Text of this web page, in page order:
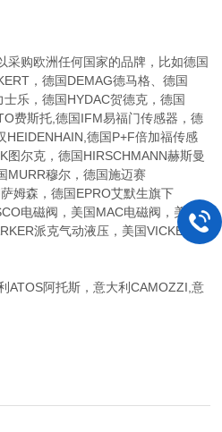
购欧洲任何国家的品牌，比如德国
，德国DEMAG德马格、德国
乐，德国HYDAC贺德克，德国
费斯托,德国IFM易福门传感器，德
HEIDENHAIN,德国P+F倍加福传感
图尔克，德国HIRSCHMANN赫斯曼
MURR穆尔，德国施迈赛
姆森，德国EPRO艾默生旗下
电磁阀，美国MAC电磁阀，美国
派克气动液压，美国VICKERS
阿托斯，意大利CAMOZZI,意